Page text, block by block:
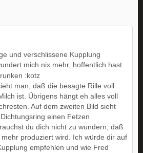
und verschlissene Kupplung
mich nix mehr, hoffentlich hast
:kotz
man, daß die besagte Rille voll
ist. Übrigens hängt eh alles voll
Auf dem zweiten Bild sieht
einen Fetzen
du dich nicht zu wundern, daß
produziert wird. Ich würde dir auf
empfehlen und wie Fred